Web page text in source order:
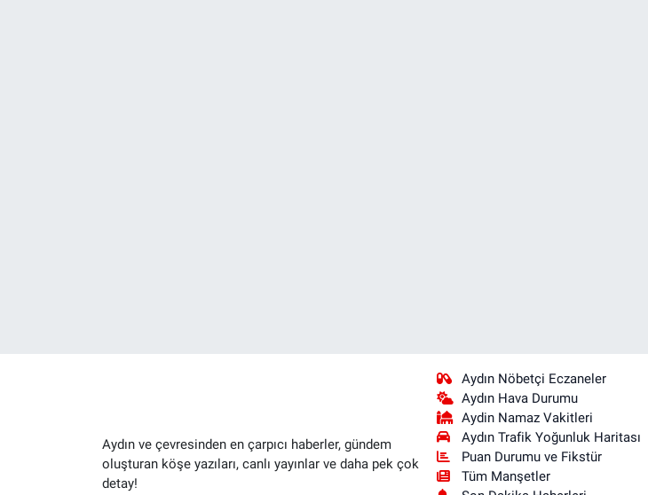
Aydın ve çevresinden en çarpıcı haberler, gündem
oluşturan köşe yazıları, canlı yayınlar ve daha pek çok
detay!
Aydın Nöbetçi Eczaneler
Aydın Hava Durumu
Aydin Namaz Vakitleri
Aydın Trafik Yoğunluk Haritası
Puan Durumu ve Fikstür
Tüm Manşetler